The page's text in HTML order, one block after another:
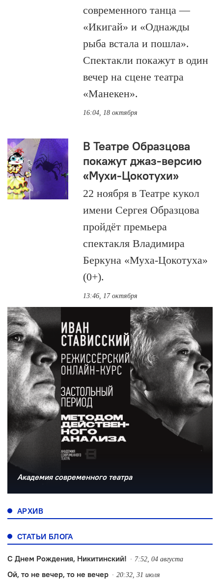
современного танца —
«Икигай» и «Однажды
рыба встала и пошла».
Спектакли покажут в один
вечер на сцене театра
«Манекен».
16:04, 18 октября
В Театре Образцова
покажут джаз-версию
«Мухи-Цокотухи»
22 ноября в Театре кукол
имени Сергея Образцова
пройдёт премьера
спектакля Владимира
Беркуна «Муха-Цокотуха»
(0+).
13:46, 17 октября
Академия современного театра
АРХИВ
СТАТЬИ БЛОГА
С Днем Рождения, Никитинский! 7:52, 04 августа
Ой, то не вечер, то не вечер 20:32, 31 июля